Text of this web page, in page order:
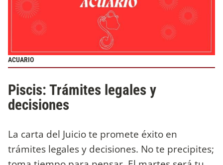
ACUARIO
Piscis: Trámites legales y
decisiones
La carta del Juicio te promete éxito en
trámites legales y decisiones. No te precipites;